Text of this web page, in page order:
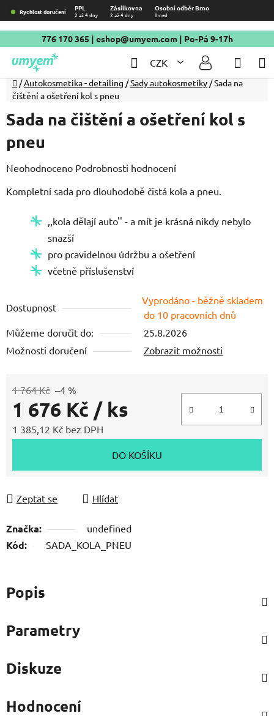
Přejít
na
obsah
Rychlost doručení PPL Zásilkovna Osobní odběr Brno
2 až 4 dny 2 až 4 dny Ihned
776 170 365 | eshop@umyem.com| Po-Pá 9-17h
CZK
Hledat
Domů
/Autokosmetika - detailing /Sady autokosmetiky /Sada na
čištění a ošetření kol s pneu
Kompletní sada pro dlouhodobě čistá kola a pneu.
,,kola dělají auto'' - a mít je krásná nikdy nebylo
snazší
pro pravidelnou údržbu a ošetření
včetně příslušenství
Dostupnost
Vyprodáno - běžně skladem
do 10 pracovních dnů
Můžeme doručit do:
25.8.2026
Možnosti doručení
Zobrazit možnosti
1 764 Kč –4 %
1 676 Kč / ks
1 385,12 Kč bez DPH
DO KOŠÍKU
Zeptat se Hlídat
Značka: undefined
Kód: SADA_KOLA_PNEU
Sada na čištění a ošetření kol s
pneu
Průměrné
produktu
Neohodnoceno Podrobnosti hodnocení
Popis
Parametry
Diskuze
Hodnocení